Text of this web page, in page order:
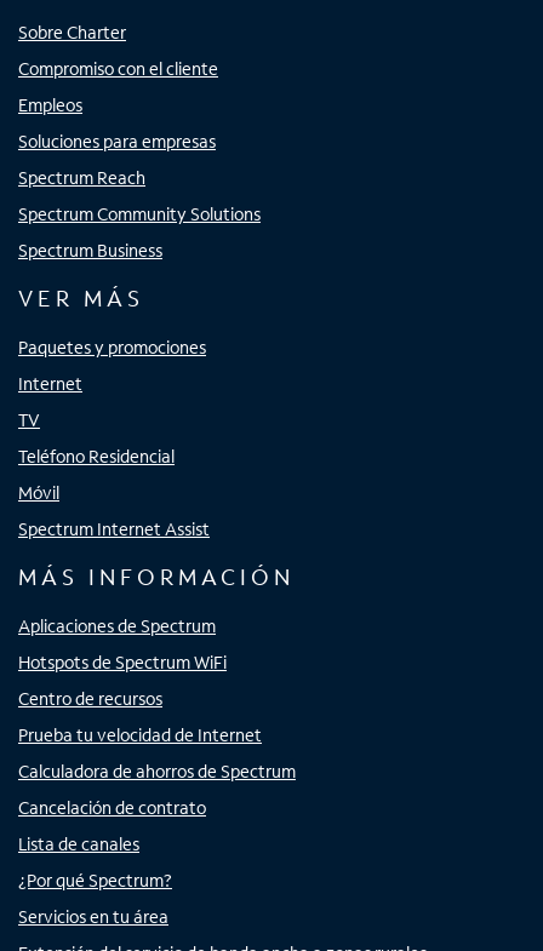
Sobre Charter
Compromiso con el cliente
Empleos
Soluciones para empresas
Spectrum Reach
Spectrum Community Solutions
Spectrum Business
VER MÁS
Paquetes y promociones
Internet
TV
Teléfono Residencial
Móvil
Spectrum Internet Assist
MÁS INFORMACIÓN
Aplicaciones de Spectrum
Hotspots de Spectrum WiFi
Centro de recursos
Prueba tu velocidad de Internet
Calculadora de ahorros de Spectrum
Cancelación de contrato
Lista de canales
¿Por qué Spectrum?
Servicios en tu área